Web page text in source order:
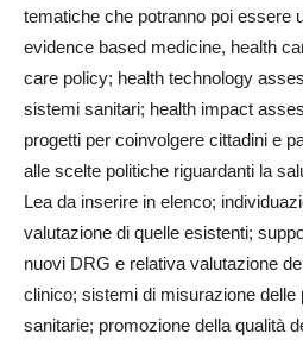
tematiche che potranno poi essere
evidence based medicine, health
care policy; health technology
sistemi sanitari; health impact
progetti per coinvolgere cittadini e
alle scelte politiche riguardanti la
Lea da inserire in elenco;
valutazione di quelle esistenti;
nuovi DRG e relativa valutazione
clinico; sistemi di misurazione
sanitarie; promozione della qualità